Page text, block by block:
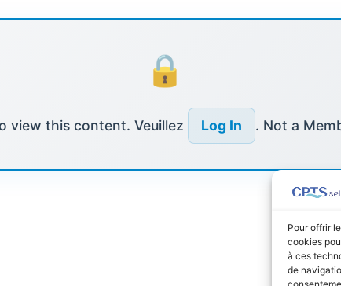
Pour offrir
cookies
à ces
de
view this content. Veuillez Log In . Not a